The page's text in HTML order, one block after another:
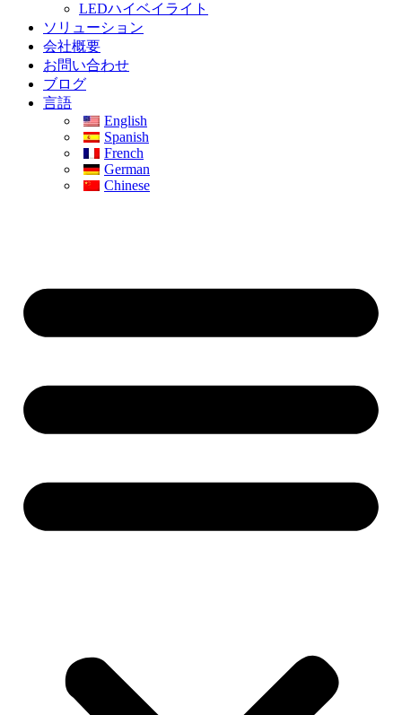
LEDハイベイライト
ソリューション
会社概要
お問い合わせ
ブログ
言語
English
Spanish
French
German
Chinese